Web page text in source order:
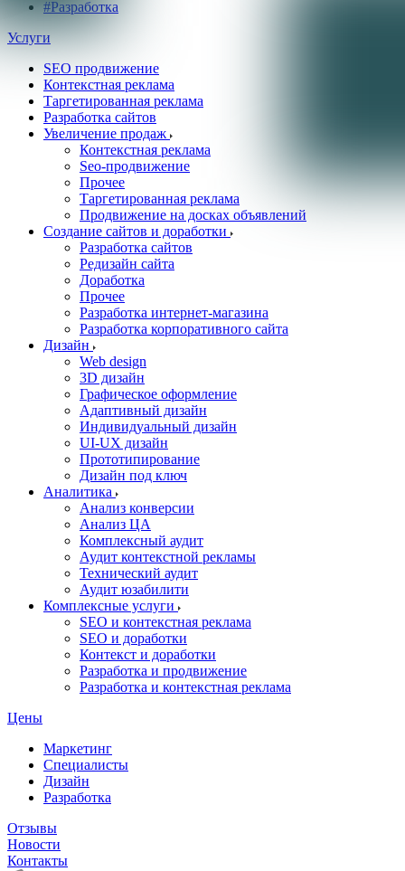
#Разработка
Услуги
SEO продвижение
Контекстная реклама
Таргетированная реклама
Разработка сайтов
Увеличение продаж
Контекстная реклама
Seo-продвижение
Прочее
Таргетированная реклама
Продвижение на досках объявлений
Создание сайтов и доработки
Разработка сайтов
Редизайн сайта
Доработка
Прочее
Разработка интернет-магазина
Разработка корпоративного сайта
Дизайн
Web design
3D дизайн
Графическое оформление
Адаптивный дизайн
Индивидуальный дизайн
UI‑UX дизайн
Прототипирование
Дизайн под ключ
Аналитика
Анализ конверсии
Анализ ЦА
Комплексный аудит
Аудит контекстной рекламы
Технический аудит
Аудит юзабилити
Комплексные услуги
SEO и контекстная реклама
SEO и доработки
Контекст и доработки
Разработка и продвижение
Разработка и контекстная реклама
Цены
Маркетинг
Специалисты
Дизайн
Разработка
Отзывы
Новости
Контакты